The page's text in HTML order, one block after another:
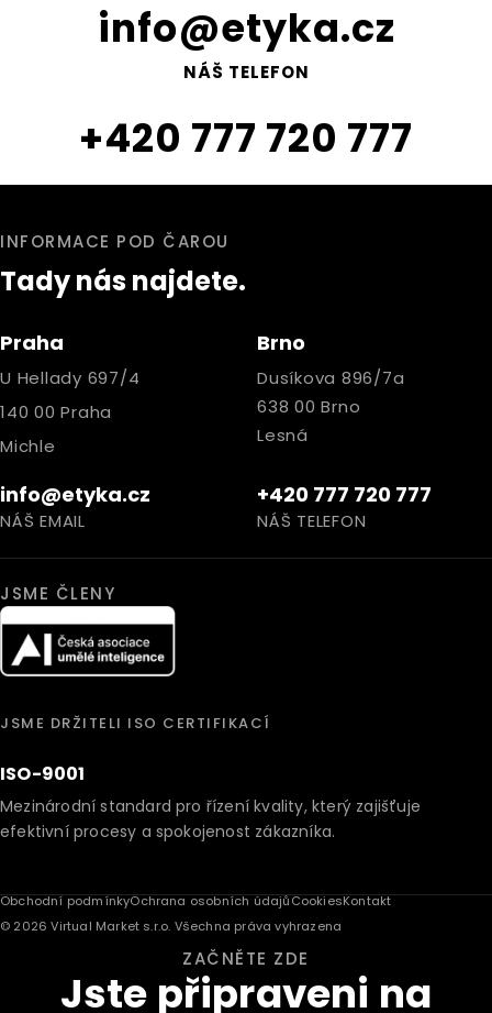
info@etyka.cz
NÁŠ TELEFON
+420 777 720 777
INFORMACE POD ČAROU
Tady nás najdete.
Praha
U Hellady 697/4
140 00 Praha
Michle
Brno
Dusíkova 896/7a
638 00 Brno
Lesná
info@etyka.cz
NÁŠ EMAIL
+420 777 720 777
NÁŠ TELEFON
JSME ČLENY
JSME DRŽITELI ISO CERTIFIKACÍ
ISO-9001
Mezinárodní standard pro řízení kvality, který zajišťuje
efektivní procesy a spokojenost zákazníka.
Obchodní podmínkyOchrana osobních údajůCookiesKontakt
© 2026 Virtual Market s.r.o. Všechna práva vyhrazena
ZAČNĚTE ZDE
Jste připraveni na